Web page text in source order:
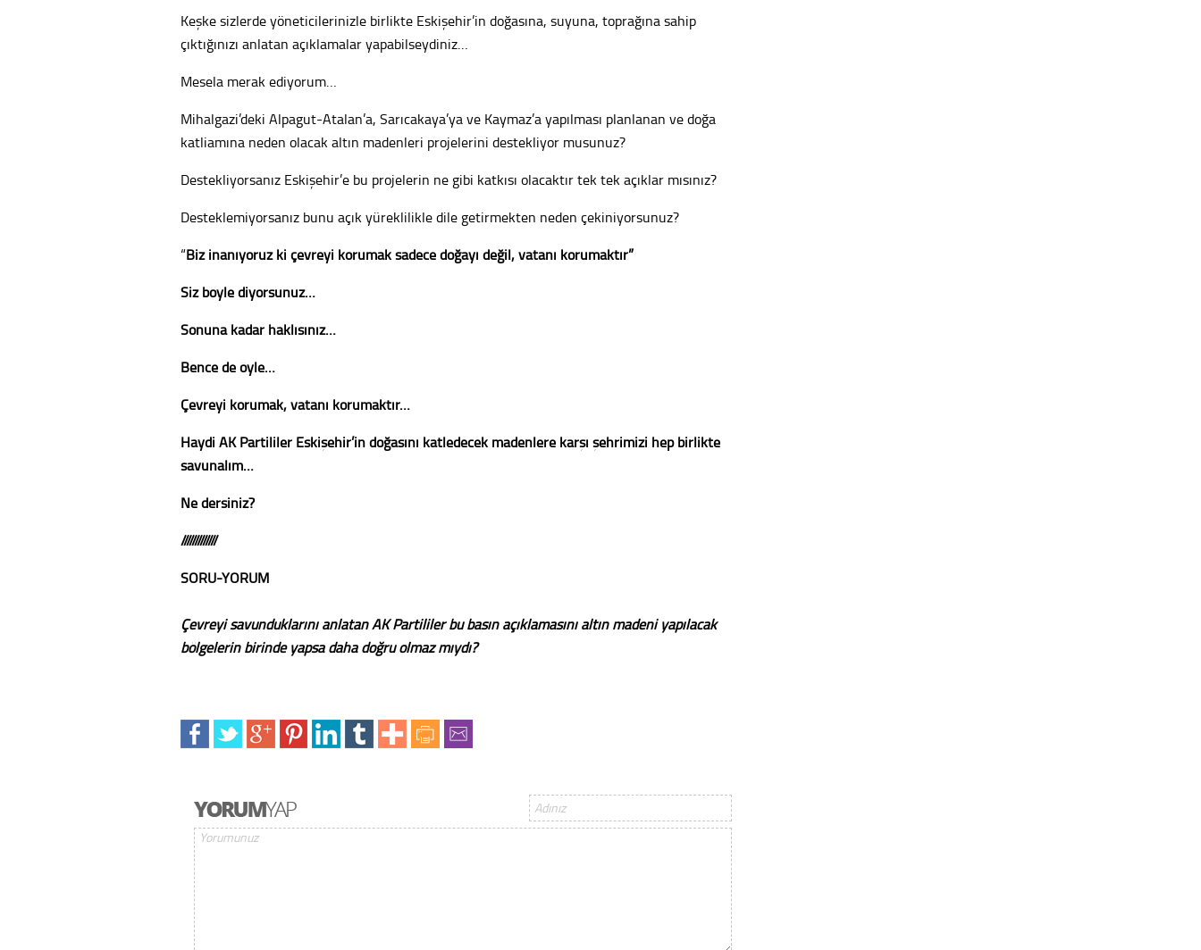
Keşke sizlerde yöneticilerinizle birlikte Eskişehir’in doğasına, suyuna, toprağına sahip
çıktığınızı anlatan açıklamalar yapabilseydiniz…
Mesela merak ediyorum…
Mihalgazi’deki Alpagut-Atalan’a, Sarıcakaya’ya ve Kaymaz’a yapılması planlanan ve doğa
katliamına neden olacak altın madenleri projelerini destekliyor musunuz?
Destekliyorsanız Eskişehir’e bu projelerin ne gibi katkısı olacaktır tek tek açıklar mısınız?
Desteklemiyorsanız bunu açık yüreklilikle dile getirmekten neden çekiniyorsunuz?
“Biz inanıyoruz ki çevreyi korumak sadece doğayı değil, vatanı korumaktır”
Siz böyle diyorsunuz…
Sonuna kadar haklısınız…
Bence de öyle…
Çevreyi korumak, vatanı korumaktır…
Haydi AK Partililer Eskişehir’in doğasını katledecek madenlere karşı şehrimizi hep birlikte
savunalım…
Ne dersiniz?
/////////////
SORU-YORUM
Çevreyi savunduklarını anlatan AK Partililer bu basın açıklamasını altın madeni yapılacak
bölgelerin birinde yapsa daha doğru olmaz mıydı?